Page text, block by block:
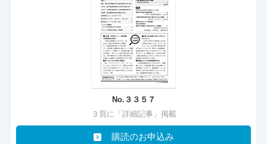
No.３３５７
３頁に「詳細記事」掲載
購読のお申込み